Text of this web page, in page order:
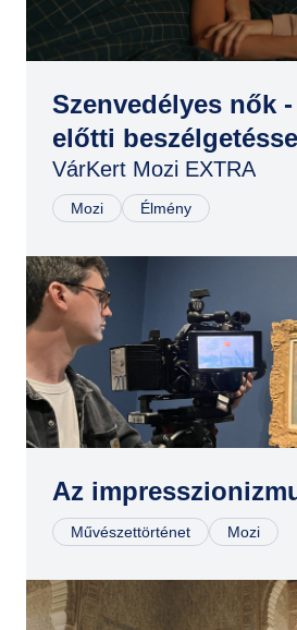
Szenvedélyes nők
előtti
VárKert Mozi EXTRA
Mozi Élmény
Az
Művészettörténet Mozi